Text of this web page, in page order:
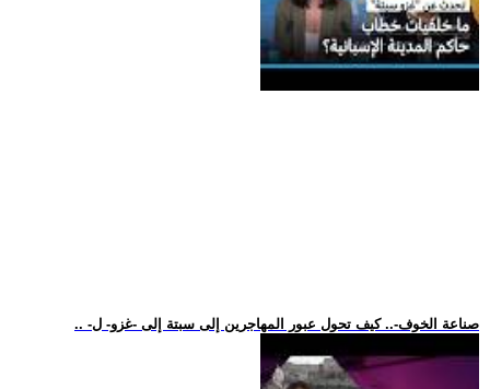
.. -صناعة الخوف-.. كيف تحول عبور المهاجرين إلى سبتة إلى -غزو- ل